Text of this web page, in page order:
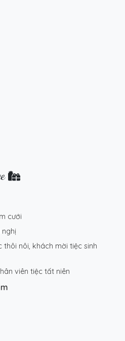
cưới
nôi, khách mời tiệc sinh
viên tiệc tất niên